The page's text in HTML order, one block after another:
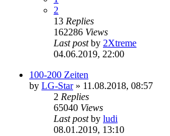
2
13 Replies
162286 Views
Last postby 2Xtreme
04.06.2019, 22:00
100-200 Zeiten
by LG-Star» 11.08.2018, 08:57
2 Replies
65040 Views
Last postby ludi
08.01.2019, 13:10